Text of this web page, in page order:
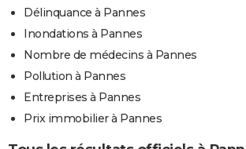
Délinquance à Pannes
Inondations à Pannes
Nombre de médecins à Pannes
Pollution à Pannes
Entreprises à Pannes
Prix immobilier à Pannes